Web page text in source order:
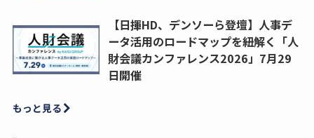
【日揮HD、デンソーら登壇】人事デ
ータ活用のロードマップを紐解く「人
財会議カンファレンス2026」7月29
日開催
もっと見る